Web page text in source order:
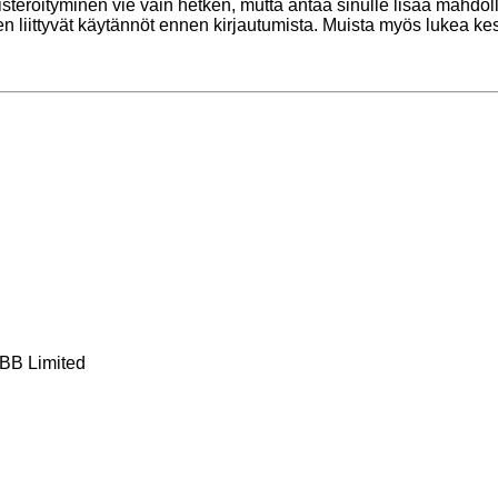
vie vain hetken, mutta antaa sinulle lisää
liittyvät käytännöt ennen kirjautumista. Muista myös lukea
Limited